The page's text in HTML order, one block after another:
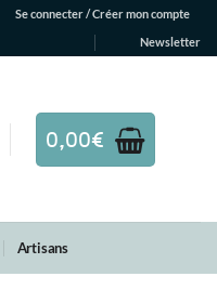
Se connecter / Créer mon compte
Newsletter
0,00€
Artisans